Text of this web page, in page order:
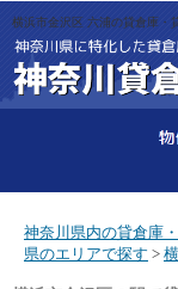
横浜市金沢区 六浦の貸倉庫・
神奈川県内の貸倉庫
県のエリアで探す >